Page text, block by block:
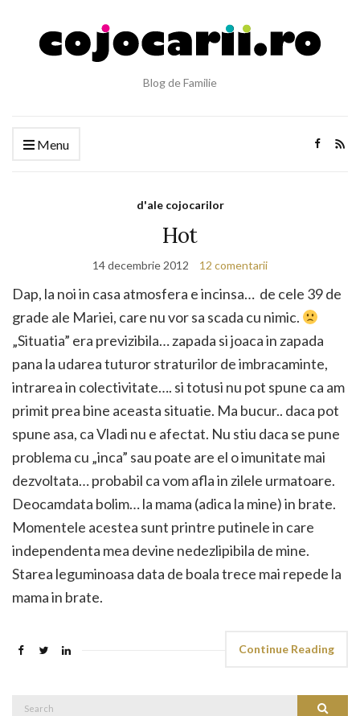
Blog de Familie
Menu
d'ale cojocarilor
Hot
14 decembrie 2012 12 comentarii
Dap, la noi in casa atmosfera e incinsa… de cele 39 de
grade ale Mariei, care nu vor sa scada cu nimic.
„Situatia” era previzibila… zapada si joaca in zapada
pana la udarea tuturor straturilor de imbracaminte,
intrarea in colectivitate…. si totusi nu pot spune ca am
primit prea bine aceasta situatie. Ma bucur.. daca pot
spune asa, ca Vladi nu e afectat. Nu stiu daca se pune
problema cu „inca” sau poate are el o imunitate mai
dezvoltata… probabil ca vom afla in zilele urmatoare.
Deocamdata bolim… la mama (adica la mine) in brate.
Momentele acestea sunt printre putinele in care
independenta mea devine nedezlipibila de mine.
Starea leguminoasa data de boala trece mai repede la
mama in brate.
Continue Reading
Search